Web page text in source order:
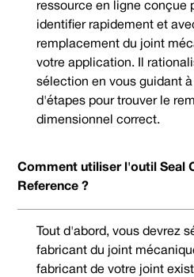
ressource en ligne conçue
identifier rapidement et
remplacement du joint
votre application. Il
sélection en vous guidant
d'étapes pour trouver le
dimensionnel correct.
Comment utiliser l'outil Seal
Reference ?
Tout d'abord, vous devrez
fabricant du joint
fabricant de votre joint